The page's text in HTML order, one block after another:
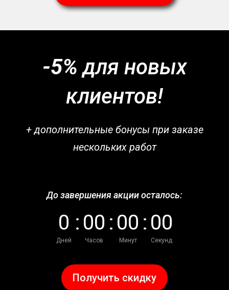
-5% для новых
клиентов!
+ дополнительные бонусы при заказе
нескольких работ
До завершения акции осталось:
0
Дней
: 00
Часов
: 00
Минут
: 00
Секунд
Получить скидку